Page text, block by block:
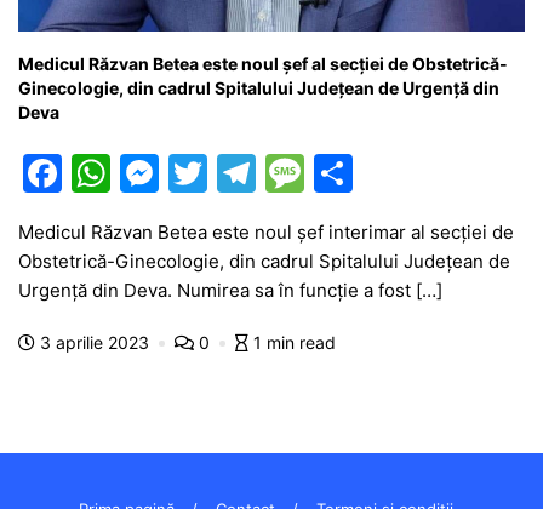
Medicul Răzvan Betea este noul șef al secției de Obstetrică-
Ginecologie, din cadrul Spitalului Județean de Urgență din
Deva
F
c
e
b
o
k
W
at
s
A
M
s
s
e
er
T
itt
er
T
e
gr
a
M
e
s
s
a
g
ar
ta
je
Medicul Răzvan Betea este noul șef interimar al secției de
Obstetrică-Ginecologie, din cadrul Spitalului Județean de
Urgență din Deva. Numirea sa în funcție a fost […]
3 aprilie 2023 0 1 min read